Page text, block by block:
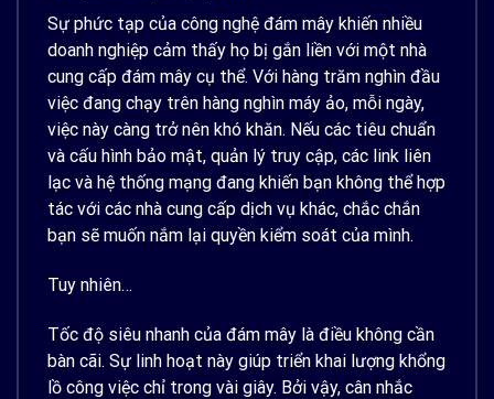
Sự phức tạp của công nghệ đám mây khiến nhiều
doanh nghiệp cảm thấy họ bị gắn liền với một nhà
cung cấp đám mây cụ thể. Với hàng trăm nghìn đầu
việc đang chạy trên hàng nghìn máy ảo, mỗi ngày,
việc này càng trở nên khó khăn. Nếu các tiêu chuẩn
và cấu hình bảo mật, quản lý truy cập, các link liên
lạc và hệ thống mạng đang khiến bạn không thể hợp
tác với các nhà cung cấp dịch vụ khác, chắc chắn
bạn sẽ muốn nắm lại quyền kiểm soát của mình.
Tuy nhiên…
Tốc độ siêu nhanh của đám mây là điều không cần
bàn cãi. Sự linh hoạt này giúp triển khai lượng khổng
lồ công việc chỉ trong vài giây. Bởi vậy, cân nhắc